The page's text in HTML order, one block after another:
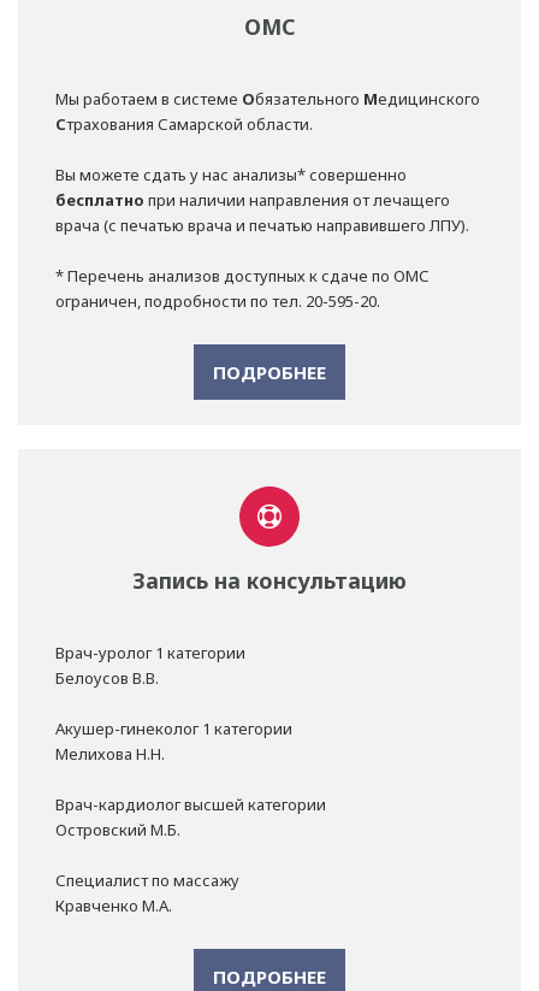
ОМС
Мы работаем в системе Обязательного Медицинского
Страхования Самарской области.
Вы можете сдать у нас анализы* совершенно
бесплатно при наличии направления от лечащего
врача (с печатью врача и печатью направившего ЛПУ).
* Перечень анализов доступных к сдаче по ОМС
ограничен, подробности по тел. 20-595-20.
ПОДРОБНЕЕ
Запись на консультацию
Врач-уролог 1 категории
Белоусов В.В.
Акушер-гинеколог 1 категории
Мелихова Н.Н.
Врач-кардиолог высшей категории
Островский М.Б.
Специалист по массажу
Кравченко М.А.
ПОДРОБНЕЕ